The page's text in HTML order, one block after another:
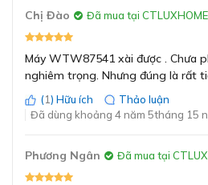
Tùy chọn đa dạng với 14
bản
Tùy vào chất liệu vải và lượng
mà người dùng sẽ lựa chọn
quần áo khô hiệu quả nhất.
Chương trình giặt
Chị Đào Đã mua tại CTLUXHOME
Máy WTW87541 xài được . Chưa
nghiêm trọng. Nhưng đúng là rất
(1) Hữu ích
Thảo luận
Đã dùng khoảng 4 năm 5tháng 15
Phương Ngân Đã mua tại